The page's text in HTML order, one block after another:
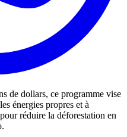
de dollars, ce programme vise
énergies propres et à
réduire la déforestation en